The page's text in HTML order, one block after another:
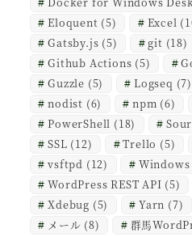
Eloquent (5) Excel
Gatsby.js (5) git (18)
Github Actions (5)
Guzzle (5) Logseq (7)
nodist (6) npm (6)
PowerShell (18)
SSL (12) Trello (5)
vsftpd (12) Windows
WordPress REST API (5)
Xdebug (5) Yarn (7)
メール (8) 群馬